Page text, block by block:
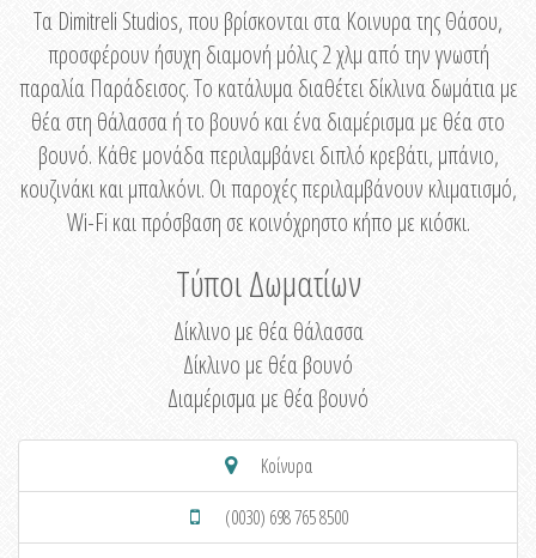
Τα Dimitreli Studios, που βρίσκονται στα Κοινυρα της Θάσου,
προσφέρουν ήσυχη διαμονή μόλις 2 χλμ από την γνωστή
παραλία Παράδεισος. Το κατάλυμα διαθέτει δίκλινα δωμάτια με
θέα στη θάλασσα ή το βουνό και ένα διαμέρισμα με θέα στο
βουνό. Κάθε μονάδα περιλαμβάνει διπλό κρεβάτι, μπάνιο,
κουζινάκι και μπαλκόνι. Οι παροχές περιλαμβάνουν κλιματισμό,
Wi-Fi και πρόσβαση σε κοινόχρηστο κήπο με κιόσκι.
Τύποι Δωματίων
Δίκλινο με θέα θάλασσα
Δίκλινο με θέα βουνό
Διαμέρισμα με θέα βουνό
Κοίνυρα
(0030) 698 765 8500